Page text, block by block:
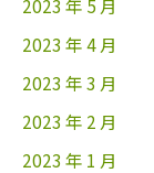
2023 年 5 月
2023 年 4 月
2023 年 3 月
2023 年 2 月
2023 年 1 月